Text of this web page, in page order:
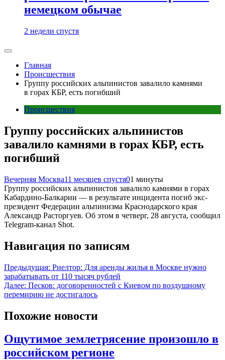
немецком обычае
2 недели спустя
Главная
Происшествия
Группу российских альпинистов завалило камнями
в горах КБР, есть погибший
Происшествия
Группу российских альпинистов
завалило камнями в горах КБР, есть
погибший
Вечерняя Москва11 месяцев спустя01 минуты
Группу российских альпинистов завалило камнями в горах
Кабардино-Балкарии — в результате инцидента погиб экс-
президент Федерации альпинизма Краснодарского края
Александр Расторгуев. Об этом в четверг, 28 августа, сообщил
Telegram-канал Shot.
Навигация по записям
Предыдущая: Риелтор: Для аренды жилья в Москве нужно
зарабатывать от 110 тысяч рублей
Далее: Песков: договоренностей с Киевом по воздушному
перемирию не достигалось
Похожие новости
Ощутимое землетрясение произошло в
российском регионе